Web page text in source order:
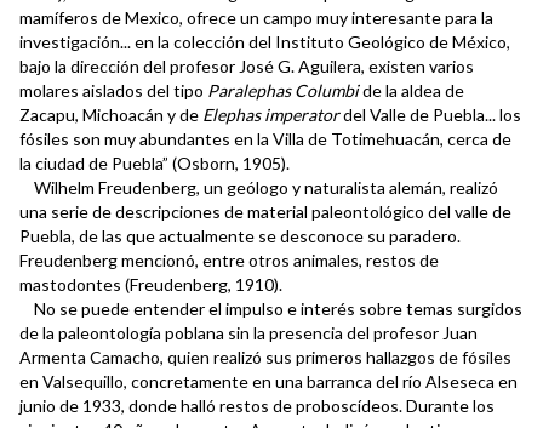
mamíferos de Mexico, ofrece un campo muy interesante para la
investigación... en la colección del Instituto Geológico de México,
bajo la dirección del profesor José G. Aguilera, existen varios
molares aislados del tipo Paralephas Columbide la aldea de
Zacapu, Michoacán y de Elephas imperatordel Valle de Puebla... los
fósiles son muy abundantes en la Villa de Totimehuacán, cerca de
la ciudad de Puebla” (Osborn, 1905).
Wilhelm Freudenberg, un geólogo y naturalista alemán, realizó
una serie de descripciones de material paleontológico del valle de
Puebla, de las que actualmente se desconoce su paradero.
Freudenberg mencionó, entre otros animales, restos de
mastodontes (Freudenberg, 1910).
No se puede entender el impulso e interés sobre temas surgidos
de la paleontología poblana sin la presencia del profesor Juan
Armenta Camacho, quien realizó sus primeros hallazgos de fósiles
en Valsequillo, concretamente en una barranca del río Alseseca en
junio de 1933, donde halló restos de proboscídeos. Durante los